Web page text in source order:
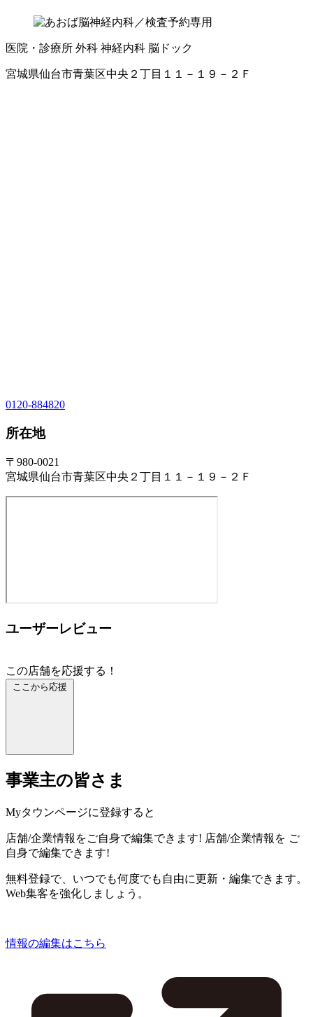
医院・診療所 外科 神経内科 脳ドック
宮城県仙台市青葉区中央２丁目１１－１９－２Ｆ
0120-884820
所在地
〒980-0021
宮城県仙台市青葉区中央２丁目１１－１９－２Ｆ
ユーザーレビュー
この店舗を応援する！
ここから応援
事業主の皆さま
Myタウンページに登録すると
店舗/企業情報をご自身で編集できます! 店舗/企業情報を ご
自身で編集できます!
無料登録で、いつでも何度でも自由に更新・編集できます。
Web集客を強化しましょう。
情報の編集はこちら